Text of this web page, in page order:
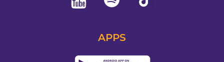
APPS